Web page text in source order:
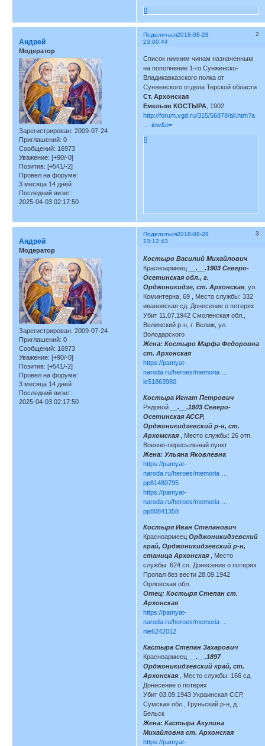
0
Поделиться 2
2018-08-28
23:00:44
Андрей
Модератор
Зарегистрирован: 2009-07-24
Приглашений: 0
Сообщений: 16973
Уважение: [+90/-0]
Позитив: [+541/-2]
Провел на форуме:
3 месяца 14 дней
Последний визит:
2025-04-03 02:17:50
Список нижним чинам назначенным
на пополнение 1-го Сунженско-
Владикавказского полка от
Сунженского отдела Терской области
Ст. Архонская
Емельян КОСТЫРА , 1902
http://forum.vgd.ru/315/56878/all.htm?a
… iew&o=
0
Поделиться 3
2018-08-28
23:12:43
Андрей
Модератор
Зарегистрирован: 2009-07-24
Приглашений: 0
Сообщений: 16973
Уважение: [+90/-0]
Позитив: [+541/-2]
Провел на форуме:
3 месяца 14 дней
Последний визит:
2025-04-03 02:17:50
Костыро Василий Михайлович
Красноармеец __.__.1903 Северо-
Осетинская обл., г.
Орджоникидзе, ст. Архонская, ул.
Коминтерна, 69 , Место службы: 332
ивановская сд. Донесение о потерях
Убит 11.07.1942 Смоленская обл.,
Велижский р-н, г. Велиж, ул.
Володарского
Жена: Костыро Марфа Федоровна
ст. Архонская
https://pamyat-
naroda.ru/heroes/memoria …
ie51863980
Костыра Игнат Петрович
Рядовой
__.__.1903 Северо-
Осетинская АССР,
Орджоникидзевский р-н, ст.
Архомская, Место службы: 26 отп.
Военно-пересыльный пункт
Жена: Ульяна Яковлевна
https://pamyat-
naroda.ru/heroes/memoria …
pp81480795
https://pamyat-
naroda.ru/heroes/memoria …
pp80841358
Костыря Иван Степанович
КрасноармеецОрджоникидзевский
край, Орджоникидзевский р-н,
станица Архонская, Место
службы: 624 сп. Донесение о потерях
Пропал без вести 28.09.1942
Орловская обл.
Отец: Костыря Степан ст.
Архонская
https://pamyat-
naroda.ru/heroes/memoria …
nie6242012
Кастыра Степан Захарович
Красноармеец
__.__.1897
Орджоникидзевский край, ст.
Архонская, Место службы: 166 сд.
Донесение о потерях
Убит 03.09.1943 Украинская ССР,
Сумская обл., Груньский р-н, д.
Бельск
Жена: Кастыра Акулина
Михайловна ст. Архонская
https://pamyat-